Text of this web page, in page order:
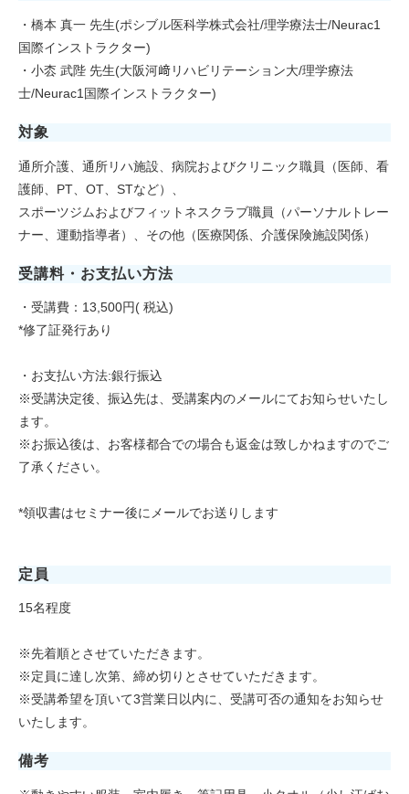
・橋本 真一 先生(ポシブル医科学株式会社/理学療法士/Neurac1
国際インストラクター)
・小枩 武陛 先生(大阪河﨑リハビリテーション大/理学療法
士/Neurac1国際インストラクター)
対象
通所介護、通所リハ施設、病院およびクリニック職員（医師、看
護師、PT、OT、STなど）、
スポーツジムおよびフィットネスクラブ職員（パーソナルトレー
ナー、運動指導者）、その他（医療関係、介護保険施設関係）
受講料・お支払い方法
・受講費：13,500円( 税込)
*修了証発行あり
・お支払い方法:銀行振込
※受講決定後、振込先は、受講案内のメールにてお知らせいたし
ます。
※お振込後は、お客様都合での場合も返金は致しかねますのでご
了承ください。
*領収書はセミナー後にメールでお送りします
定員
15名程度
※先着順とさせていただきます。
※定員に達し次第、締め切りとさせていただきます。
※受講希望を頂いて3営業日以内に、受講可否の通知をお知らせ
いたします。
備考